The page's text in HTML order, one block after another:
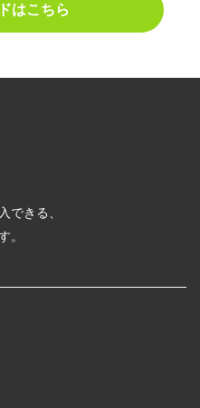
はこちら
できる、
。